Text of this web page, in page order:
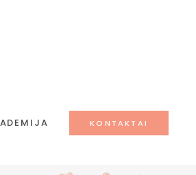
KONTAKTAI